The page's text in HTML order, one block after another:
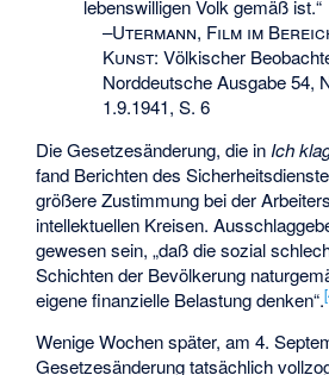
lebenswilligen Volk gemäß ist.“
–Utermann, Film im
Kunst: Völkischer
Norddeutsche Ausgabe 54,
1.9.1941, S. 6
Die Gesetzesänderung, die in Ich
fand Berichten des
größere Zustimmung bei der
intellektuellen Kreisen.
gewesen sein, „daß die sozial
Schichten der Bevölkerung
eigene finanzielle Belastung denken“.[
Wenige Wochen später, am 4.
Gesetzesänderung tatsächlich